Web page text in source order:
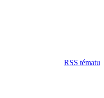
RSS tématu